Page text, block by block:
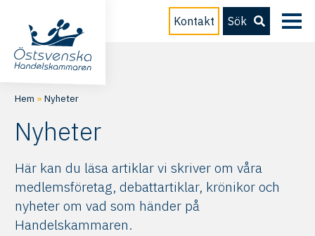
Kontakt Sök
Hem »Nyheter
Nyheter
Här kan du läsa artiklar vi skriver om våra
medlemsföretag, debattartiklar, krönikor och
nyheter om vad som händer på
Handelskammaren.